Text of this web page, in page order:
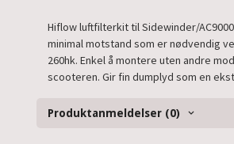
Hiflow luftfilterkit til Sidewinder/
minimal motstand som er nødvendig
260hk. Enkel å montere uten andre
scooteren. Gir fin dumplyd som en
Produktanmeldelser (0)